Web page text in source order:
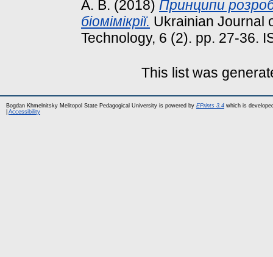
А. В. (2018) Принципи
біомімікрії. Ukrainian Journal
Technology, 6 (2). pp. 27-36.
This list was
Bogdan Khmelnitsky Melitopol State Pedagogical University is powered by EPrints 3.4 which is
Accessibility